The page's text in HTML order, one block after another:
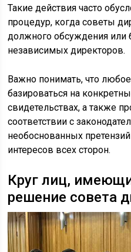
Такие действия часто
процедур, когда советы
должного обсуждения или
независимых директоров.
Важно понимать, что
базироваться на
свидетельствах, а также
соответствии с
необоснованных
интересов всех сторон.
Круг лиц,
решение совета